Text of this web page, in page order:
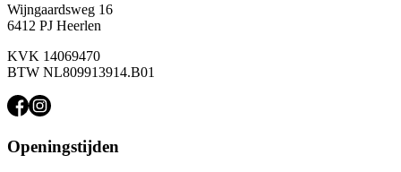
Wijngaardsweg 16
6412 PJ Heerlen
KVK 14069470
BTW NL809913914.B01
Openingstijden